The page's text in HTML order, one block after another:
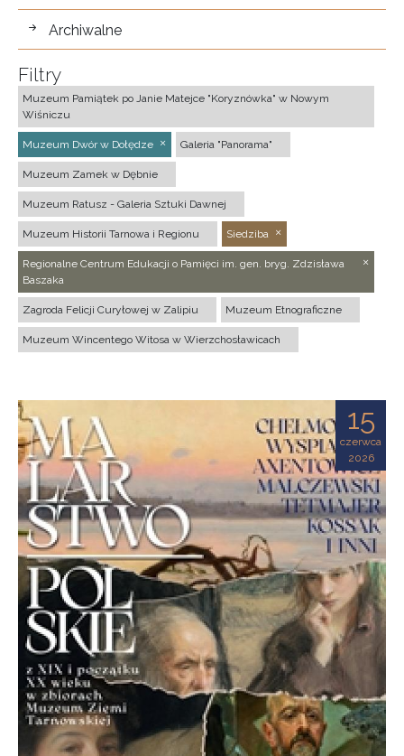
Archiwalne
Filtry
Muzeum Pamiątek po Janie Matejce "Koryznówka" w Nowym
Wiśniczu
Muzeum Dwór w Dołędze Galeria "Panorama"
Muzeum Zamek w Dębnie
Muzeum Ratusz - Galeria Sztuki Dawnej
Muzeum Historii Tarnowa i Regionu Siedziba
Regionalne Centrum Edukacji o Pamięci im. gen. bryg. Zdzisława
Baszaka
Zagroda Felicji Curyłowej w Zalipiu Muzeum Etnograficzne
Muzeum Wincentego Witosa w Wierzchosławicach
15
czerwca
2026